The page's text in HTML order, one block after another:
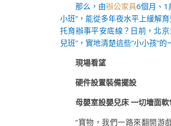
那么，由辦公家具6個月、1
小班”，能從多年夜水平上緩解
托育辦事平安底線？日前，北
兒班”，實地清楚這些“小小孩”的
現場看望
硬件設置裝備擺設
母嬰室設嬰兒床 一切墻面軟
“寶物，我們一路來翻開游